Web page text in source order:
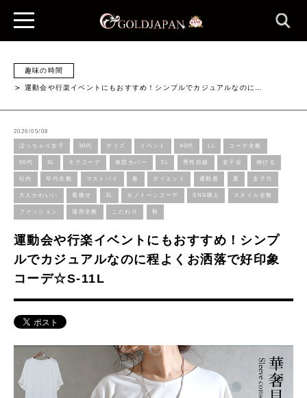
趣味の時間
運動会や行楽イベントにもおすすめ！シンプルでカジュアルなのに…
2026/05/08
ぽっちゃり女子 30代 サイズ イベント 40代 LL コーデ全般
50代 4L モテコーデ 体型カバー 5L 男性目線 女子会 伸びる
社内 年代全般 マストバイ 春 ダイエット 通勤着 夏 女子力
大人かわいい 着痩せ 3L モノトーンコーデ SNS映え スタイル全般
ファッション 場所全般 こだわり 秋
運動会や行楽イベントにもおすすめ！シンプ
ルでカジュアルなのに程よくお洒落で好印象
コーデ☆S-11L